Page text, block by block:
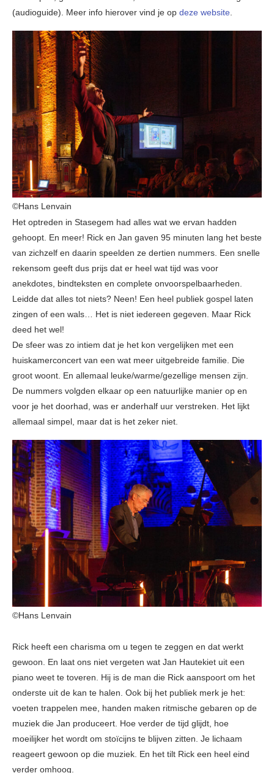
(audioguide). Meer info hierover vind je op deze website
©Hans Lenvain
Het optreden in Stasegem had alles wat we ervan hadden
gehoopt. En meer! Rick en Jan gaven 95 minuten lang het beste
van zichzelf en daarin speelden ze dertien nummers. Een snelle
rekensom geeft dus prijs dat er heel wat tijd was voor
anekdotes, bindteksten en complete onvoorspelbaarheden.
Leidde dat alles tot niets? Neen! Een heel publiek gospel laten
zingen of een wals… Het is niet iedereen gegeven. Maar Rick
deed het wel!
De sfeer was zo intiem dat je het kon vergelijken met een
huiskamerconcert van een wat meer uitgebreide familie. Die
groot woont. En allemaal leuke/warme/gezellige mensen zijn.
De nummers volgden elkaar op een natuurlijke manier op en
voor je het doorhad, was er anderhalf uur verstreken. Het lijkt
allemaal simpel, maar dat is het zeker niet.
©Hans Lenvain
Rick heeft een charisma om u tegen te zeggen en dat werkt
gewoon. En laat ons niet vergeten wat Jan Hautekiet uit een
piano weet te toveren. Hij is de man die Rick aanspoort om het
onderste uit de kan te halen. Ook bij het publiek merk je het:
voeten trappelen mee, handen maken ritmische gebaren op de
muziek die Jan produceert. Hoe verder de tijd glijdt, hoe
moeilijker het wordt om stoïcijns te blijven zitten. Je lichaam
reageert gewoon op die muziek. En het tilt Rick een heel eind
verder omhoog.